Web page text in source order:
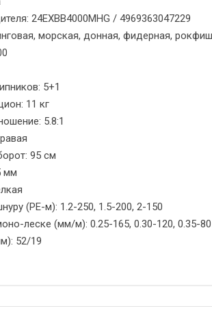
24EXBB4000MHG / 4969363047229
морская, донная, фидерная,
5+1
11 кг
5.8:1
95 см
мм
(PE-м): 1.2-250, 1.5-200, 2-150
леске (мм/м): 0.25-165, 0.30-120, 0.35-80
52/19